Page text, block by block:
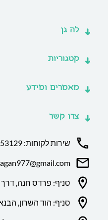
לה גן
קטגוריות
מאמרים ומידע
צרו קשר
שירות לקוחות: 0733753129
סניף: פרדס חנה, דרך
סניף: הוד השרון, הבנאי